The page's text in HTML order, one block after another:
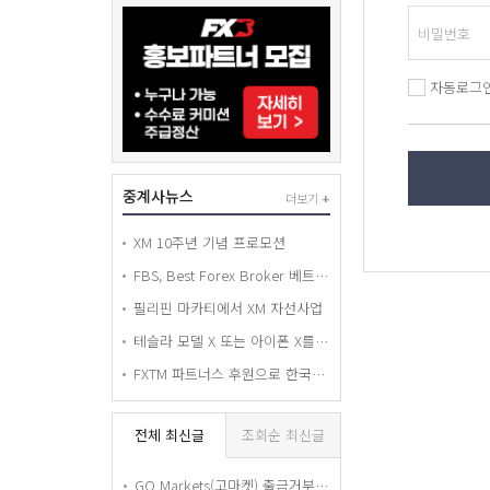
중계사뉴스
XM 10주년 기념 프로모션
FBS, Best Forex Broker 베트남 어워드 수상
필리핀 마카티에서 XM 자선사업
테슬라 모델 X 또는 아이폰 X를 경품으로 드리는 FXTM 휠 오브 포춘 추첨 컨테스트!
FXTM 파트너스 후원으로 한국에서 열린 World Economy BAND 세미나
더보기 +
전체 최신글 조회순 최신글
GO Markets(고마켓) 출금거부 피해 경고 — 요구서류 전부 제출했는데도 15개월째 출금 안 해줍니다
자동로그